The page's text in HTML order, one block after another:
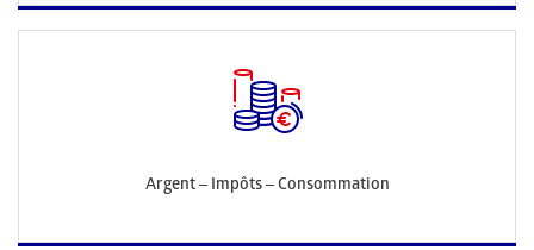
Argent – Impôts – Consommation